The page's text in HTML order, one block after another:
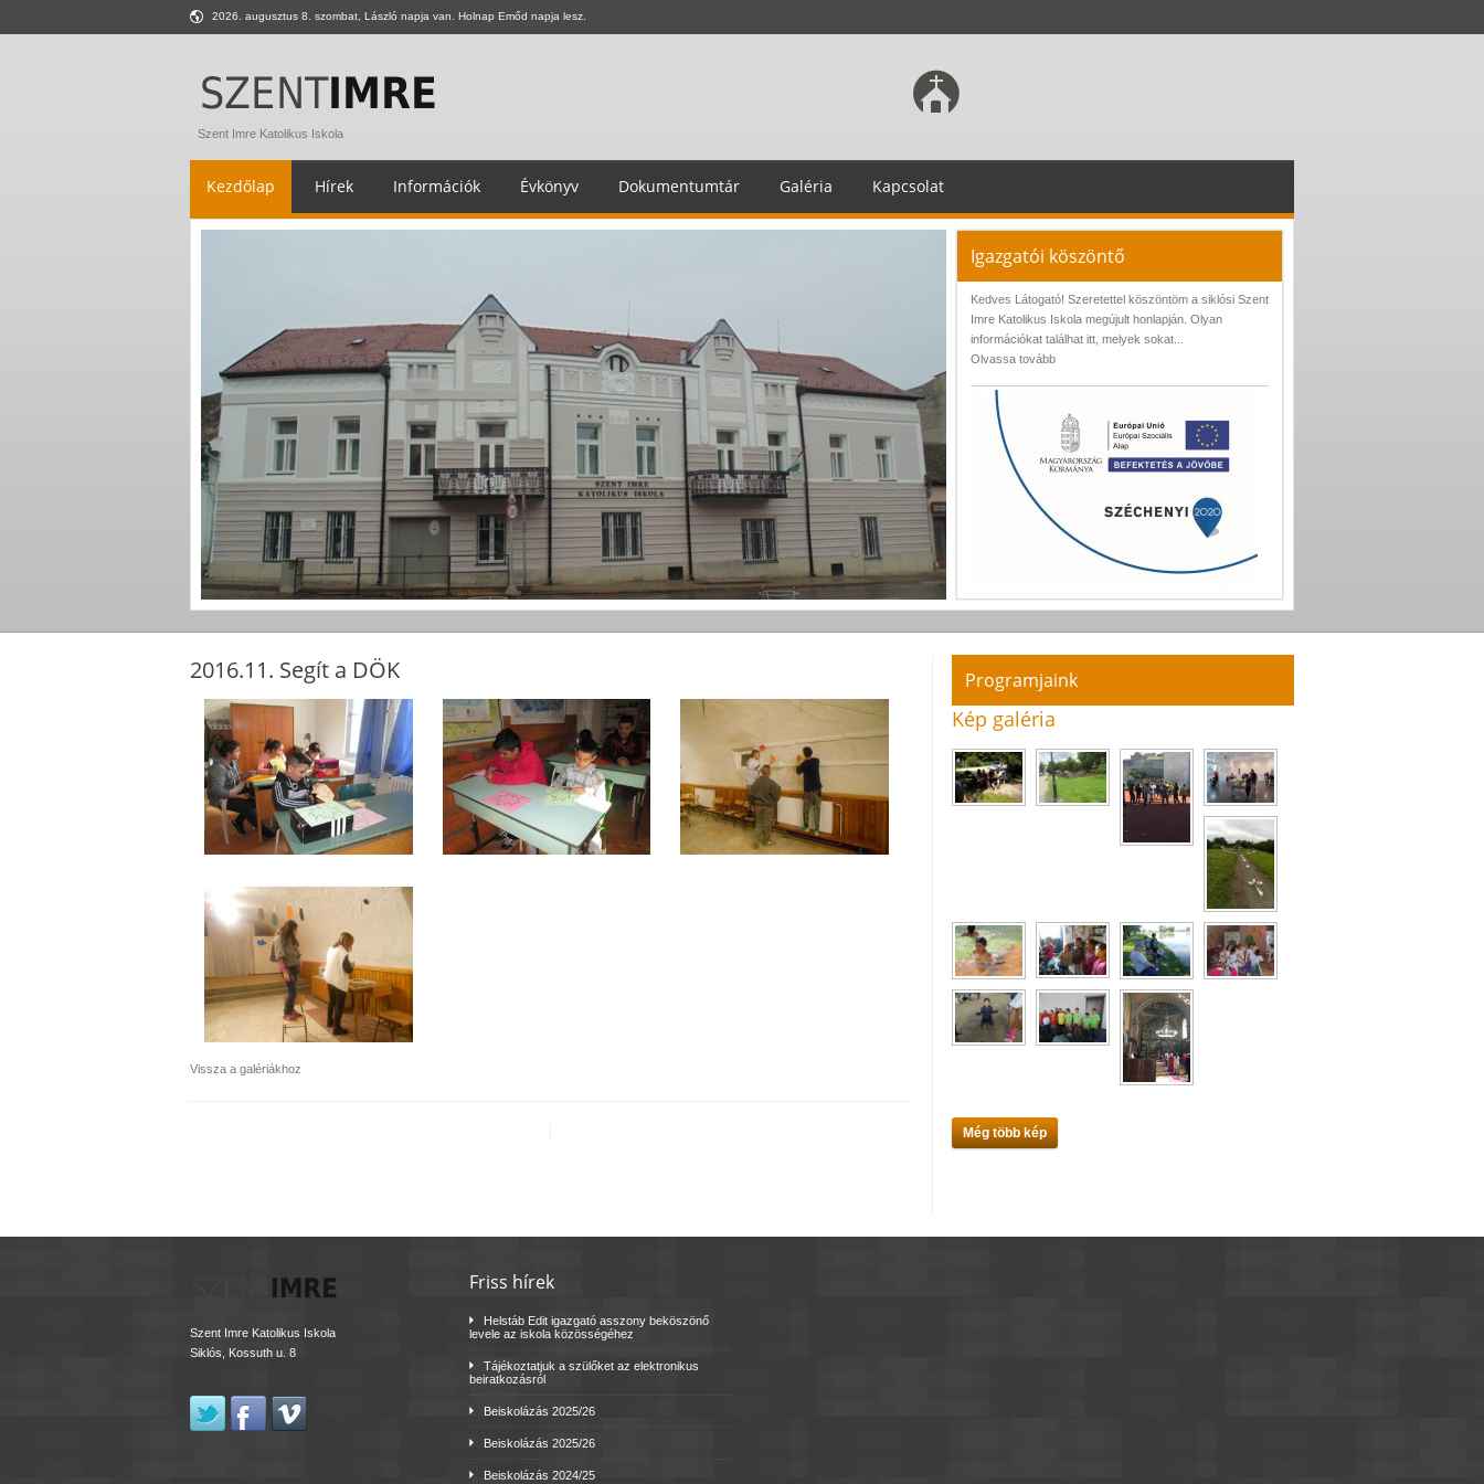
2026. augusztus 8. szombat, László napja van. Holnap Emőd napja lesz.
Szent Imre Katolikus Iskola
Kezdőlap Hírek Információk Évkönyv Dokumentumtár Galéria Kapcsolat
Igazgatói köszöntő
Kedves Látogató! Szeretettel köszöntöm a siklósi Szent
Imre Katolikus Iskola megújult honlapján. Olyan
információkat találhat itt, melyek sokat...
Olvassa tovább
2016.11. Segít a DÖK
Vissza a galériákhoz
Programjaink
Kép galéria
Még több kép
Szent Imre Katolikus Iskola
Siklós, Kossuth u. 8
Friss hírek
Helstáb Edit igazgató asszony beköszönő
levele az iskola közösségéhez
Tájékoztatjuk a szülőket az elektronikus
beiratkozásról
Beiskolázás 2025/26
Beiskolázás 2025/26
Beiskolázás 2024/25